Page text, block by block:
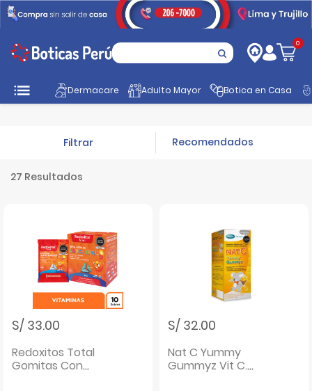
0
Dermacare Adulto Mayor Botica en Casa
Inicio Mamá y Bebé Vitaminas Niños
27 Resultados
Filtrar
S/ 33.00
Redoxitos Total
Gomitas Con
S/ 32.00
Nat C Yummy
Gummyz Vit C.